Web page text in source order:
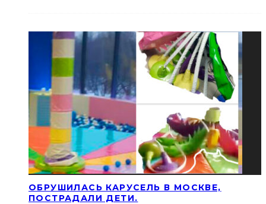
ОБРУШИЛАСЬ КАРУСЕЛЬ В МОСКВЕ,
ПОСТРАДАЛИ ДЕТИ.